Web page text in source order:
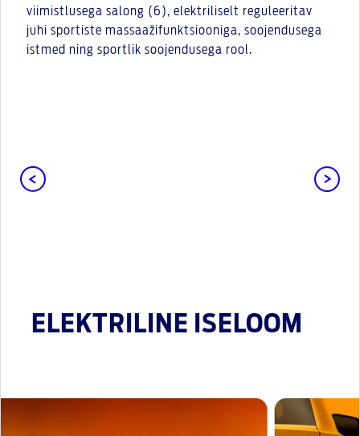
viimistlusega salong (6), elektriliselt reguleeritav
juhi sportiste massaažifunktsiooniga, soojendusega
istmed ning sportlik soojendusega rool.
ELEKTRILINE ISELOOM